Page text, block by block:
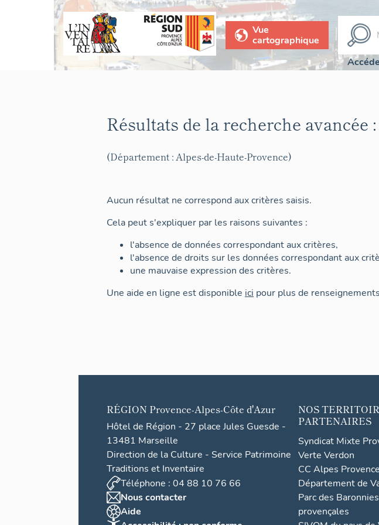
Vue
cartographique
Résultats de la recherche avancée :
(Département : Alpes-de-Haute-Provence)
Aucun résultat ne correspond aux critères saisis.
Cela peut s'expliquer par les raisons suivantes :
l'absence de données correspondant aux critères,
l'absence de droits sur les données correspondant aux
une mauvaise expression des critères.
Une aide en ligne est disponible ici pour plus de
RÉGION Provence-Alpes-Côte d'Azur
Hôtel de Région - 27 place Jules Guesde -
13481 Marseille
Direction de la Culture - Service Patrimoine
Traditions et Inventaire
Téléphone : 04 88 10 76 66
Nous contacter
Aide
NOS
PARTENAIRES
Syndicat Mixte
Verte Verdon
CC Alpes
Département de
Parc des Baronnies
provençales